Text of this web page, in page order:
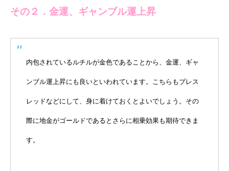
その２．金運、ギャンブル運上昇
内包されているルチルが金色であることから、金運、ギャ
ンブル運上昇にも良いといわれています。こちらもブレス
レッドなどにして、身に着けておくとよいでしょう。その
際に地金がゴールドであるとさらに相乗効果も期待できま
す。